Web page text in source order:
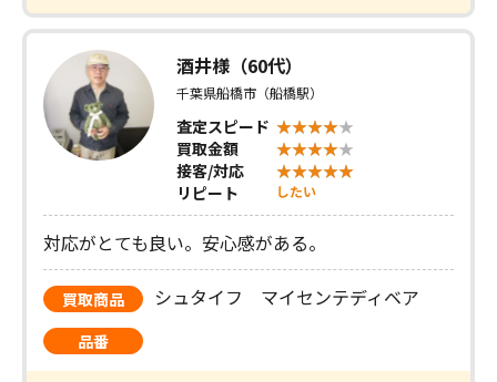
酒井様（60代）
千葉県船橋市（船橋駅）
査定スピード
買取金額
接客/対応
リピート
したい
対応がとても良い。安心感がある。
買取商品 シュタイフ マイセンテディベア
品番